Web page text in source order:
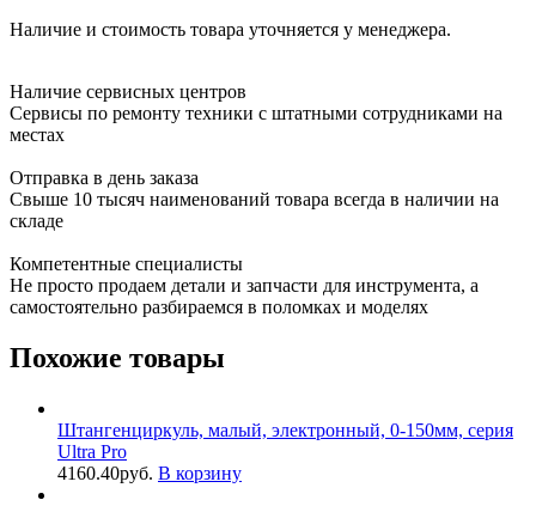
Наличие и стоимость товара уточняется у менеджера.
Наличие сервисных центров
Сервисы по ремонту техники с штатными сотрудниками на
местах
Отправка в день заказа
Свыше 10 тысяч наименований товара всегда в наличии на
складе
Компетентные специалисты
Не просто продаем детали и запчасти для инструмента, а
самостоятельно разбираемся в поломках и моделях
Похожие товары
Штангенциркуль, малый, электронный, 0-150мм, серия
Ultra Pro
4160.40руб. В корзину